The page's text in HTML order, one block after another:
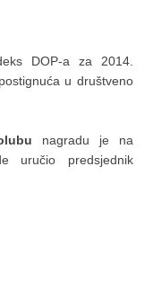
DOP-a za 2014.
u društveno
nagradu je na
uručio predsjednik